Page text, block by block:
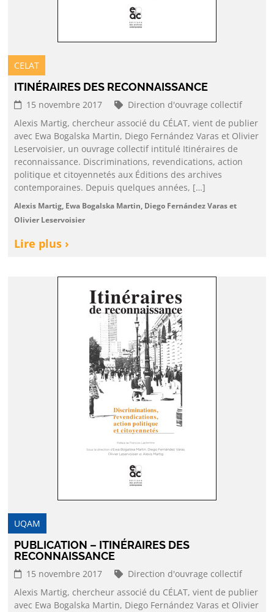
CELAT
ITINÉRAIRES DES RECONNAISSANCE
15 novembre 2017
Direction d'ouvrage collectif
Alexis Martig, chercheur associé du CÉLAT, vient de publier
avec Ewa Bogalska Martin, Diego Fernández Varas et Olivier
Leservoisier, un ouvrage collectif intitulé Itinéraires de
reconnaissance. Discriminations, revendications, action
politique et citoyennetés aux Éditions des archives
contemporaines. Depuis quelques années, […]
Alexis Martig, Ewa Bogalska Martin, Diego Fernández Varas et
Olivier Leservoisier
Lire plus ›
UQAM
PUBLICATION – ITINÉRAIRES DES
RECONNAISSANCE
15 novembre 2017
Direction d'ouvrage collectif
Alexis Martig, chercheur associé du CÉLAT, vient de publier
avec Ewa Bogalska Martin, Diego Fernández Varas et Olivier